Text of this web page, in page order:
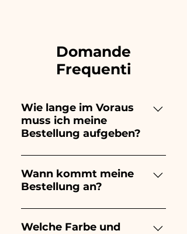
Domande
Frequenti
Wie lange im Voraus
muss ich meine
Bestellung aufgeben?
Ceramiche Ania kreiert und
bemalt vollständig von Hand,
daher dauert ihre Herstellung
der Menge ab. Wir empfehlen
Wann kommt meine
Bestellung an?
Der Eingang der Bestellung ist
10/15 Tage vor der
Welche Farbe und